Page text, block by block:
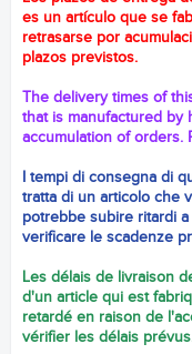
es un artículo que se
retrasarse por
plazos previstos.
The delivery times of
that is manufactured by
accumulation of orders.
I tempi di consegna di
tratta di un articolo che
potrebbe subire ritardi
verificare le scadenze
Les délais de livraison
d'un article qui est
retardé en raison de
vérifier les délais